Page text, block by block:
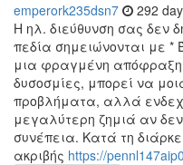
emperork235dsn7 292
Η ηλ. διεύθυνση σας δεν
πεδία σημειώνονται με *
μια φραγμένη απόφραξη,
δυσοσμίες, μπορεί να
προβλήματα, αλλά
μεγαλύτερη ζημιά αν
συνέπεια. Κατά τη
ακριβής https://